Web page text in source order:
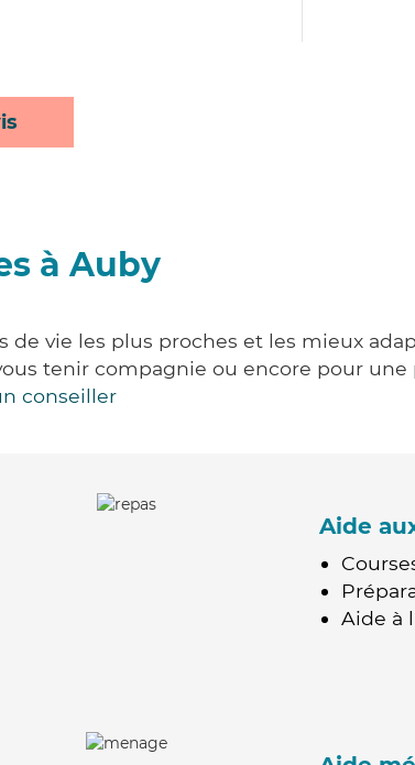
à Auby
vie les plus proches et les mieux
tenir compagnie ou encore pour une
conseiller
Aide
Aide à